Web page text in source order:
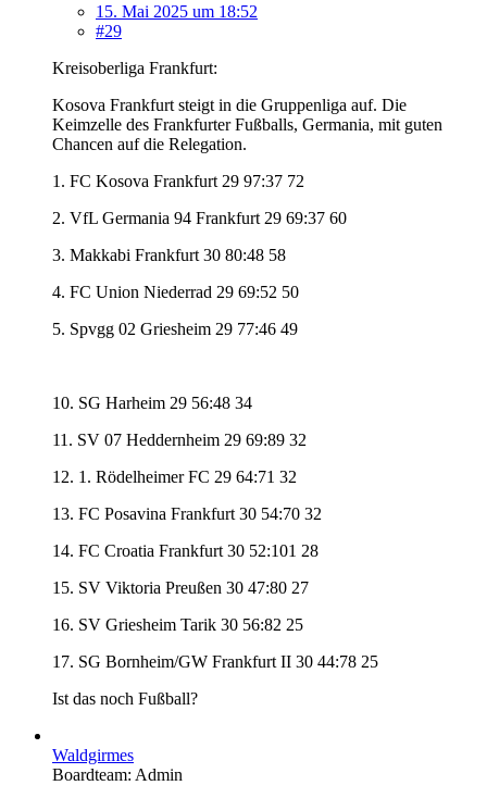
15. Mai 2025 um 18:52
#29
Kreisoberliga Frankfurt:
Kosova Frankfurt steigt in die Gruppenliga auf. Die
Keimzelle des Frankfurter Fußballs, Germania, mit guten
Chancen auf die Relegation.
1. FC Kosova Frankfurt 29 97:37 72
2. VfL Germania 94 Frankfurt 29 69:37 60
3. Makkabi Frankfurt 30 80:48 58
4. FC Union Niederrad 29 69:52 50
5. Spvgg 02 Griesheim 29 77:46 49
10. SG Harheim 29 56:48 34
11. SV 07 Heddernheim 29 69:89 32
12. 1. Rödelheimer FC 29 64:71 32
13. FC Posavina Frankfurt 30 54:70 32
14. FC Croatia Frankfurt 30 52:101 28
15. SV Viktoria Preußen 30 47:80 27
16. SV Griesheim Tarik 30 56:82 25
17. SG Bornheim/GW Frankfurt II 30 44:78 25
Ist das noch Fußball?
Waldgirmes
Boardteam: Admin